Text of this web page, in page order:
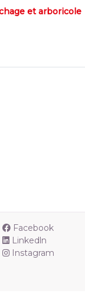
et arboricole
Facebook
Linkedln
Instagram